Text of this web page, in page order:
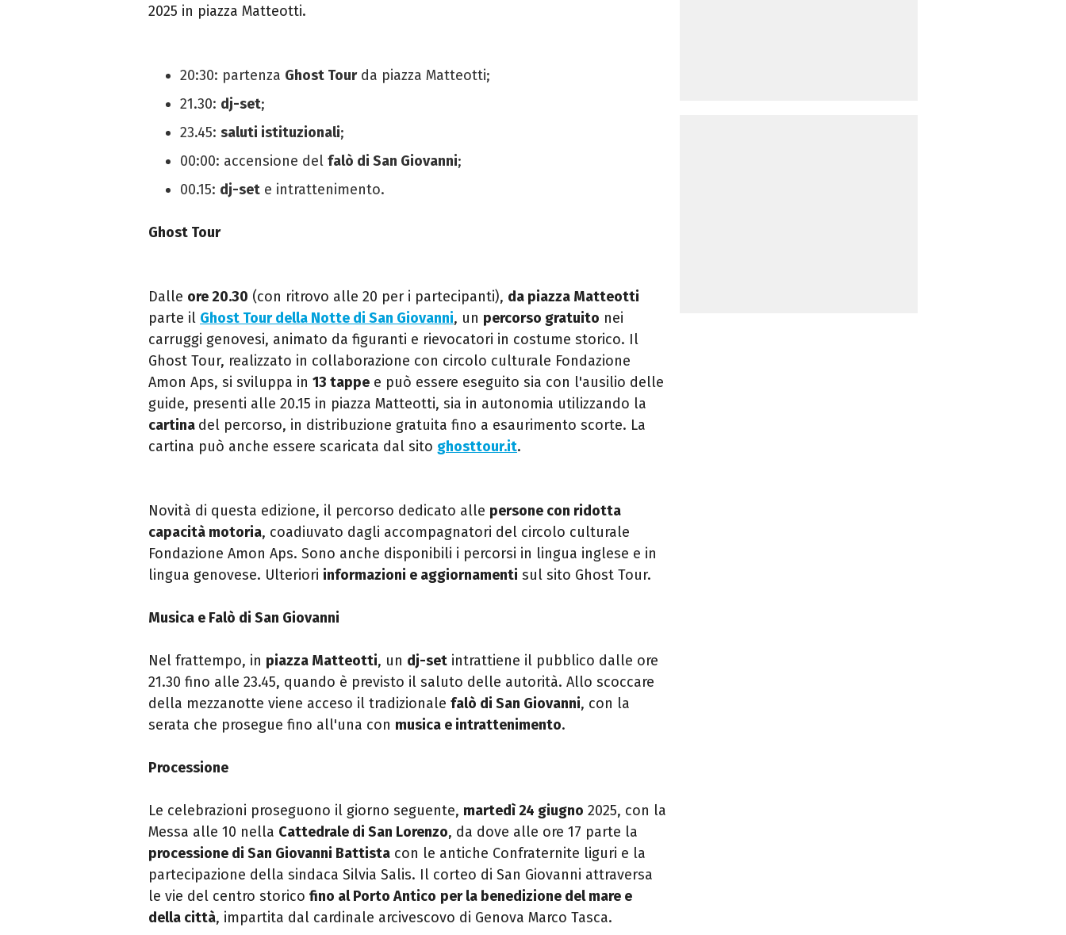
2025 in piazza Matteotti.
20:30: partenza Ghost Tourda piazza Matteotti;
21.30: dj-set;
23.45: saluti istituzionali;
00:00: accensione del falò di San Giovanni;
00.15: dj-set e intrattenimento.
Ghost Tour
Dalle ore 20.30 (con ritrovo alle 20 per i partecipanti), da piazza Matteotti
parte il Ghost Tour della Notte di San Giovanni, un percorso gratuito nei
carruggi genovesi, animato da figuranti e rievocatori in costume storico. Il
Ghost Tour, realizzato in collaborazione con circolo culturale Fondazione
Amon Aps, si sviluppa in 13 tappe e può essere eseguito sia con l'ausilio delle
guide, presenti alle 20.15 in piazza Matteotti, sia in autonomia utilizzando la
cartina del percorso, in distribuzione gratuita fino a esaurimento scorte. La
cartina può anche essere scaricata dal sito ghosttour.it.
Novità di questa edizione, il percorso dedicato alle persone con ridotta
capacità motoria, coadiuvato dagli accompagnatori del circolo culturale
Fondazione Amon Aps. Sono anche disponibili i percorsi in lingua inglese e in
lingua genovese. Ulteriori informazioni e aggiornamenti sul sito Ghost Tour.
Musica e Falò di San Giovanni
Nel frattempo, in piazza Matteotti, un dj-set intrattiene il pubblico dalle ore
21.30 fino alle 23.45, quando è previsto il saluto delle autorità. Allo scoccare
della mezzanotte viene acceso il tradizionale falò di San Giovanni, con la
serata che prosegue fino all'una con musica e intrattenimento.
Processione
Le celebrazioni proseguono il giorno seguente, martedì 24 giugno 2025, con la
Messa alle 10 nella Cattedrale di San Lorenzo, da dove alle ore 17 parte la
processione di San Giovanni Battista con le antiche Confraternite liguri e la
partecipazione della sindaca Silvia Salis. Il corteo di San Giovanni attraversa
le vie del centro storico fino al Porto Antico per la benedizione del mare e
della città, impartita dal cardinale arcivescovo di Genova Marco Tasca.